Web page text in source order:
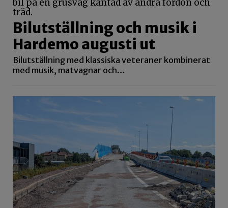
Bilutställning och musik i
Hardemo augusti ut
Bilutställning med klassiska veteraner kombinerat
med musik, matvagnar och…